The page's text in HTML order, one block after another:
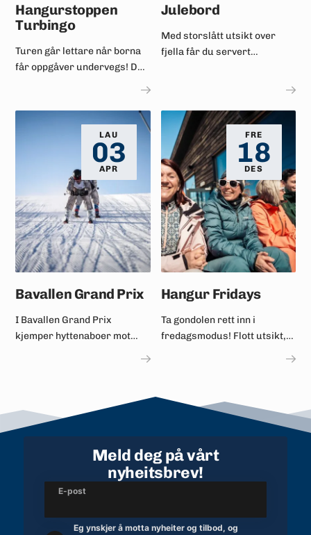
Hangurstoppen
Turbingo
Turen går lettare når borna
får oppgåver undervegs! Det
Hangurstoppen.
Julebord
Med storslått utsikt over
fjella får du servert
LAU
03
APR
Bavallen Grand Prix
I Bavallen Grand Prix
kjemper hyttenaboer mot
FRE
18
DES
Hangur Fridays
Ta gondolen rett inn i
fredagsmodus! Flott utsikt,
Meld deg på vårt
nyheitsbrev!
E-post
Eg ynskjer å motta nyheiter og tilbod, og